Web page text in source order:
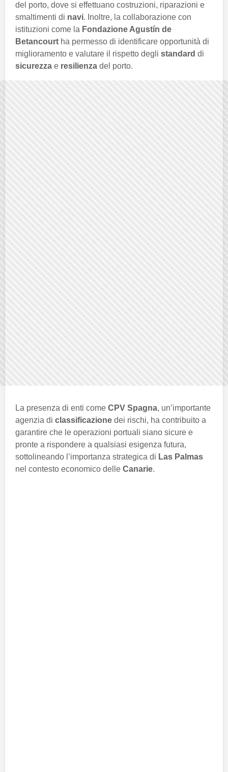
del porto, dove si effettuano costruzioni, riparazioni e
smaltimenti di navi. Inoltre, la collaborazione con
istituzioni come la Fondazione Agustín de
Betancourt ha permesso di identificare opportunità di
miglioramento e valutare il rispetto degli standard di
sicurezza e resilienza del porto.
La presenza di enti come CPV Spagna, un’importante
agenzia di classificazione dei rischi, ha contribuito a
garantire che le operazioni portuali siano sicure e
pronte a rispondere a qualsiasi esigenza futura,
sottolineando l’importanza strategica di Las Palmas
nel contesto economico delle Canarie.